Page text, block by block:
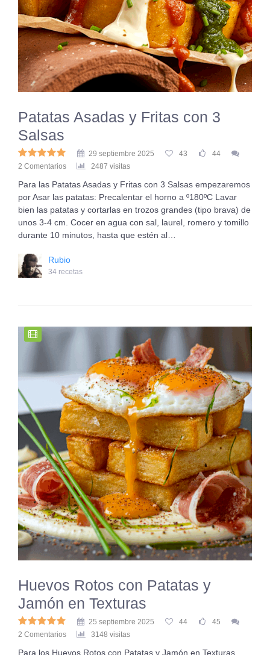
Patatas Asadas y Fritas con 3
Salsas
29 septiembre 2025 43
44
2 Comentarios
2487 visitas
Para las Patatas Asadas y Fritas con 3 Salsas empezaremos
por Asar las patatas: Precalentar el horno a º180ºC Lavar
bien las patatas y cortarlas en trozos grandes (tipo brava) de
unos 3-4 cm. Cocer en agua con sal, laurel, romero y tomillo
durante 10 minutos, hasta que estén al…
Rubio
34 recetas
Huevos Rotos con Patatas y
Jamón en Texturas
25 septiembre 2025 44
45
2 Comentarios
3148 visitas
Para los Huevos Rotos con Patatas y Jamón en Texturas